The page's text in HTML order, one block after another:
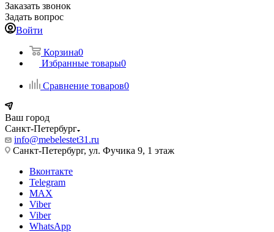
Заказать звонок
Задать вопрос
Войти
Корзина0
Избранные товары0
Сравнение товаров0
Ваш город
Санкт-Петербург
info@mebelestet31.ru
Санкт-Петербург, ул. Фучика 9, 1 этаж
Вконтакте
Telegram
MAX
Viber
Viber
WhatsApp